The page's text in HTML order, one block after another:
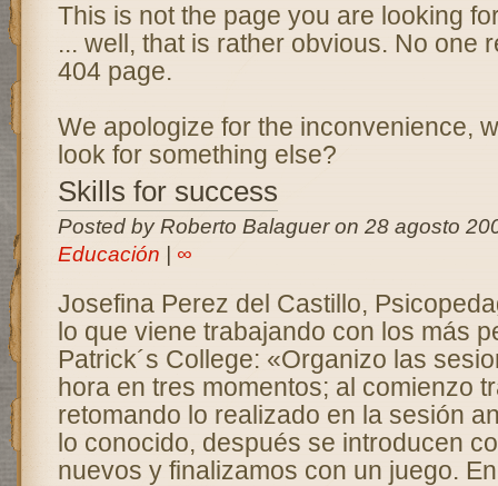
This is not the page you are looking
... well, that is rather obvious. No one
404 page.
We apologize for the inconvenience,
look for something else?
Skills for success
Posted by Roberto Balaguer on 28 agosto
Educación
∞
Josefina Perez del Castillo,
lo que viene trabajando con los más
Patrick´s College: «Organizo las
hora en tres momentos; al comienzo
retomando lo realizado en la sesión
lo conocido, después se introducen
nuevos y finalizamos con un juego.